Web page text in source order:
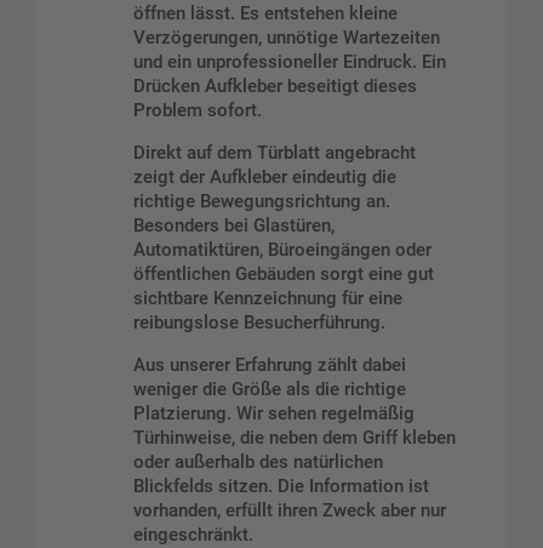
öffnen lässt. Es entstehen kleine
Verzögerungen, unnötige Wartezeiten
und ein unprofessioneller Eindruck. Ein
Drücken Aufkleber beseitigt dieses
Problem sofort.
Direkt auf dem Türblatt angebracht
zeigt der Aufkleber eindeutig die
richtige Bewegungsrichtung an.
Besonders bei Glastüren,
Automatiktüren, Büroeingängen oder
öffentlichen Gebäuden sorgt eine gut
sichtbare Kennzeichnung für eine
reibungslose Besucherführung.
Aus unserer Erfahrung zählt dabei
weniger die Größe als die richtige
Platzierung. Wir sehen regelmäßig
Türhinweise, die neben dem Griff kleben
oder außerhalb des natürlichen
Blickfelds sitzen. Die Information ist
vorhanden, erfüllt ihren Zweck aber nur
eingeschränkt.